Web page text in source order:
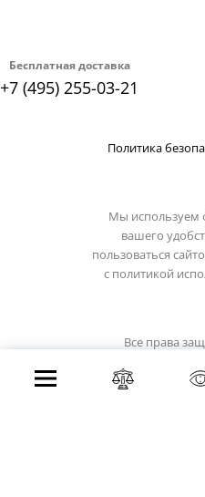
Бесплатная доставка
+7 (495) 255-03-21
Политика
Мы используем
вашего
пользоваться
с политикой
Все права